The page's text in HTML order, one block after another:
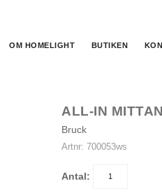
OM HOMELIGHT BUTIKEN
ALL-IN
Bruck
Artnr:700053ws
Antal: